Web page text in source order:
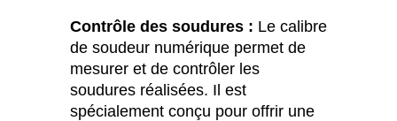
Contrôle des soudures : Le calibre
de soudeur numérique permet de
mesurer et de contrôler les
soudures réalisées. Il est
spécialement conçu pour offrir une